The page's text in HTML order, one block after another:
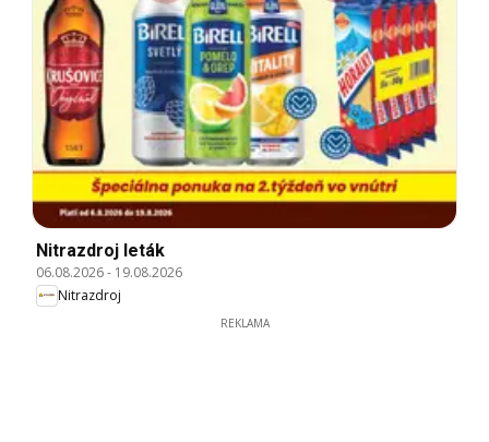
Nitrazdroj leták
06.08.2026- 19.08.2026
Nitrazdroj
REKLAMA